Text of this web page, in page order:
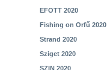
EFOTT 2020
Fishing on Orfű 2020
Strand 2020
Sziget 2020
SZIN 2020